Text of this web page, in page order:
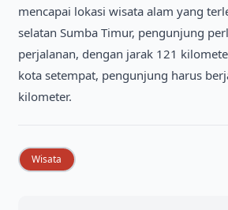
mencapai lokasi wisata alam yang
selatan Sumba Timur, pengunjung
perjalanan, dengan jarak 121
kota setempat, pengunjung harus
kilometer.
Wisata